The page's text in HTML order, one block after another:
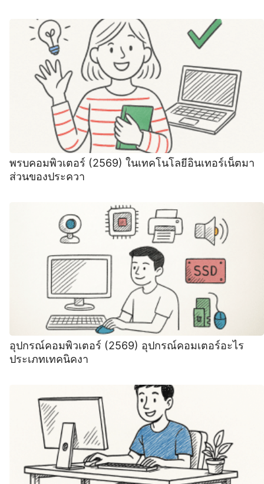
พรบคอมพิวเตอร์ (2569) ในเทคโนโลยีอินเทอร์เน็ตมา
ส่วนของประควา
อุปกรณ์คอมพิวเตอร์ (2569) ️อุปกรณ์คอมเตอร์อะไร
ประเภทเทคนิคงา